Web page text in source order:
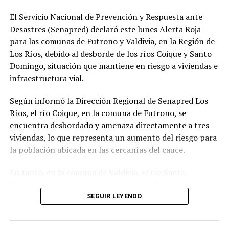
El Servicio Nacional de Prevención y Respuesta ante
Desastres (Senapred) declaró este lunes Alerta Roja
para las comunas de Futrono y Valdivia, en la Región de
Los Ríos, debido al desborde de los ríos Coique y Santo
Domingo, situación que mantiene en riesgo a viviendas e
infraestructura vial.
Según informó la Dirección Regional de Senapred Los
Ríos, el río Coique, en la comuna de Futrono, se
encuentra desbordado y amenaza directamente a tres
viviendas, lo que representa un aumento del riesgo para
la población ubicada en las cercanías del cauce.
provocando la interrupción de la conectividad en la
cercanas.
SEGUIR LEYENDO